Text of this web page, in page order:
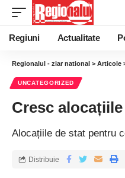
Regiuni Actualitate
Regionalul - ziar national > Articole
UNCATEGORIZED
Cresc alocațiile
Alocațiile de stat pentru
Distribuie